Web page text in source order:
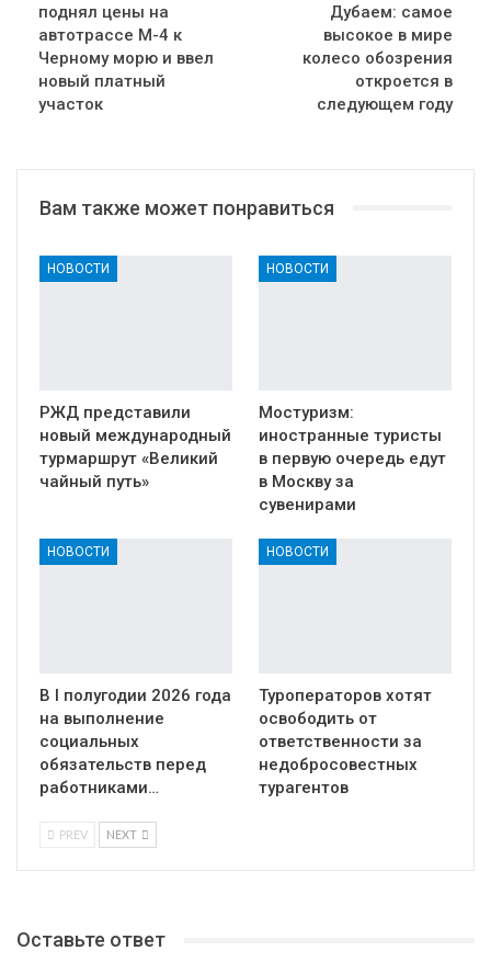
поднял цены на
автотрассе М-4 к
Черному морю и ввел
новый платный
участок
Дубаем: самое
высокое в мире
колесо обозрения
откроется в
следующем году
Вам также может понравиться
НОВОСТИ
РЖД представили
новый международный
турмаршрут «Великий
чайный путь»
НОВОСТИ
Мостуризм:
иностранные туристы
в первую очередь едут
в Москву за
сувенирами
НОВОСТИ
В I полугодии 2026 года
на выполнение
социальных
обязательств перед
работниками…
НОВОСТИ
Туроператоров хотят
освободить от
ответственности за
недобросовестных
турагентов
PREV NEXT
Оставьте ответ